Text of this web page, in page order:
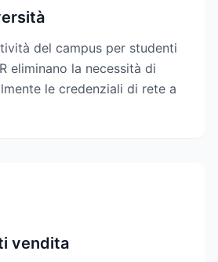
del campus per studenti
eliminano la necessità di
le credenziali di rete a
vendita